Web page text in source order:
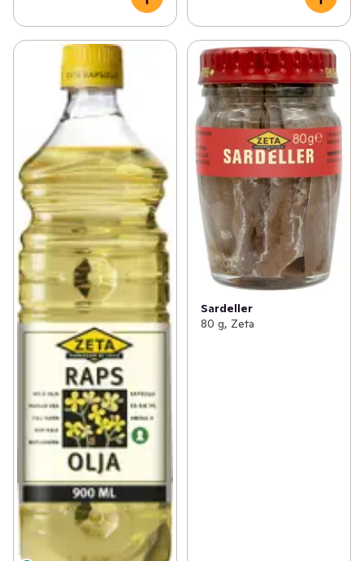
Sardeller
80 g, Zeta